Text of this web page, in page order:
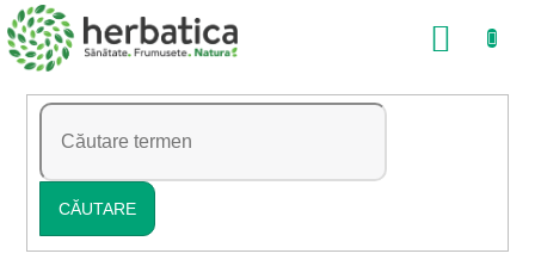
Treci
la
conținut
CĂUTARE
COŞ